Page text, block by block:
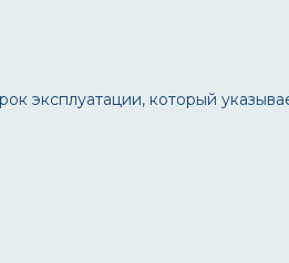
эксплуатации, который